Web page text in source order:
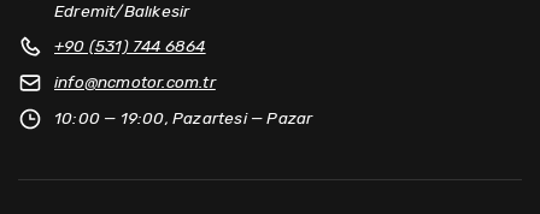
Edremit/Balıkesir
+90 (531) 744 6864
info@ncmotor.com.tr
10:00 — 19:00, Pazartesi — Pazar